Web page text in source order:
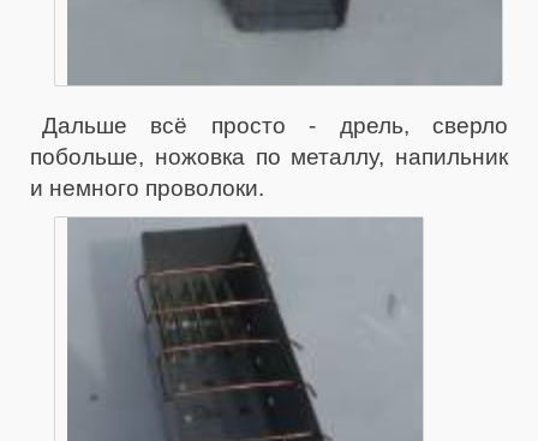
Дальше всё просто - дрель, сверло
побольше, ножовка по металлу, напильник
и немного проволоки.